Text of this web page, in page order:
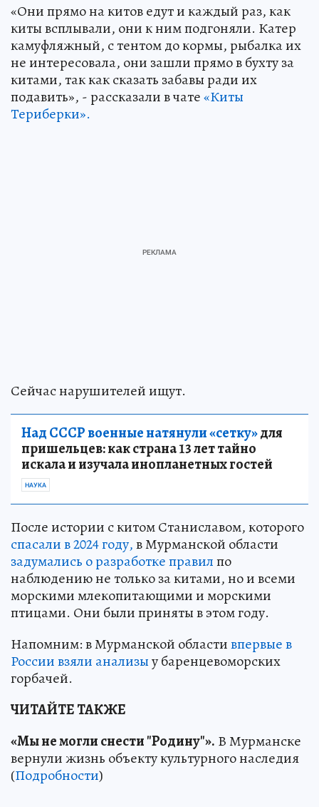
«Они прямо на китов едут и каждый раз, как
киты всплывали, они к ним подгоняли. Катер
камуфляжный, с тентом до кормы, рыбалка их
не интересовала, они зашли прямо в бухту за
китами, так как сказать забавы ради их
подавить», - рассказали в чате«Киты
Териберки».
Сейчас нарушителей ищут.
Над СССР военные натянули «сетку»для
пришельцев: как страна 13 лет тайно
искала и изучала инопланетных гостей
НАУКА
После истории с китом Станиславом, которого
спасали в 2024 году,в Мурманской области
задумались о разработке правилпо
наблюдению не только за китами, но и всеми
морскими млекопитающими и морскими
птицами. Они были приняты в этом году.
Напомним: в Мурманской областивпервые в
России взяли анализыу баренцевоморских
горбачей.
ЧИТАЙТЕ ТАКЖЕ
«Мы не могли снести "Родину"». В Мурманске
вернули жизнь объекту культурного наследия
(Подробности)